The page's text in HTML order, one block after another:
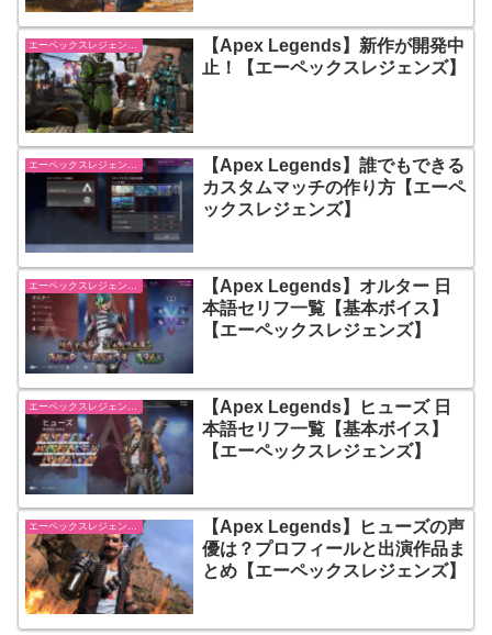
【Apex Legends】新作が開発中
止！【エーペックスレジェンズ】
エーペックスレジェンズ【Apex Legends】
【Apex Legends】誰でもできる
カスタムマッチの作り方【エーペ
ックスレジェンズ】
エーペックスレジェンズ【Apex Legends】
【Apex Legends】オルター 日
本語セリフ一覧【基本ボイス】
【エーペックスレジェンズ】
【Apex Legends】ヒューズ 日
本語セリフ一覧【基本ボイス】
【エーペックスレジェンズ】
エーペックスレジェンズ【Apex Legends】
【Apex Legends】ヒューズの声
優は？プロフィールと出演作品ま
とめ【エーペックスレジェンズ】